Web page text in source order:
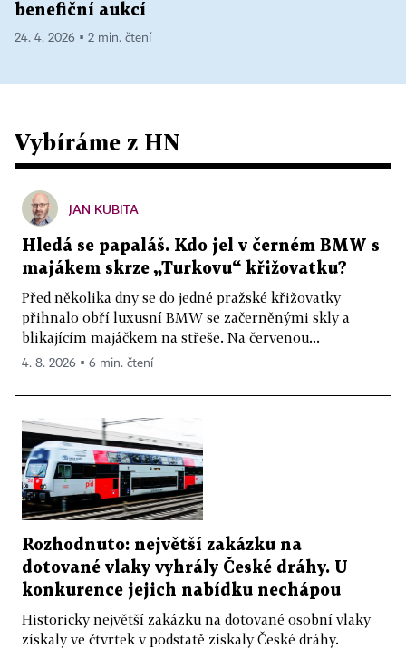
benefiční aukcí
24. 4. 2026 ▪ 2 min. čtení
Vybíráme z HN
JAN KUBITA
Hledá se papaláš. Kdo jel v černém BMW s
majákem skrze „Turkovu“ křižovatku?
Před několika dny se do jedné pražské křižovatky
přihnalo obří luxusní BMW se začerněnými skly a
blikajícím majáčkem na střeše. Na červenou...
4. 8. 2026 ▪ 6 min. čtení
Rozhodnuto: největší zakázku na
dotované vlaky vyhrály České dráhy. U
konkurence jejich nabídku nechápou
Historicky největší zakázku na dotované osobní vlaky
získaly ve čtvrtek v podstatě získaly České dráhy.